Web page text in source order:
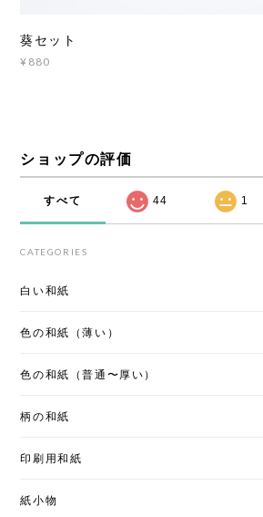
葵セット
¥880
ショップの評価
すべて 44 1
CATEGORIES
白い和紙
色の和紙（薄い）
色の和紙（普通〜厚い）
柄の和紙
印刷用和紙
紙小物